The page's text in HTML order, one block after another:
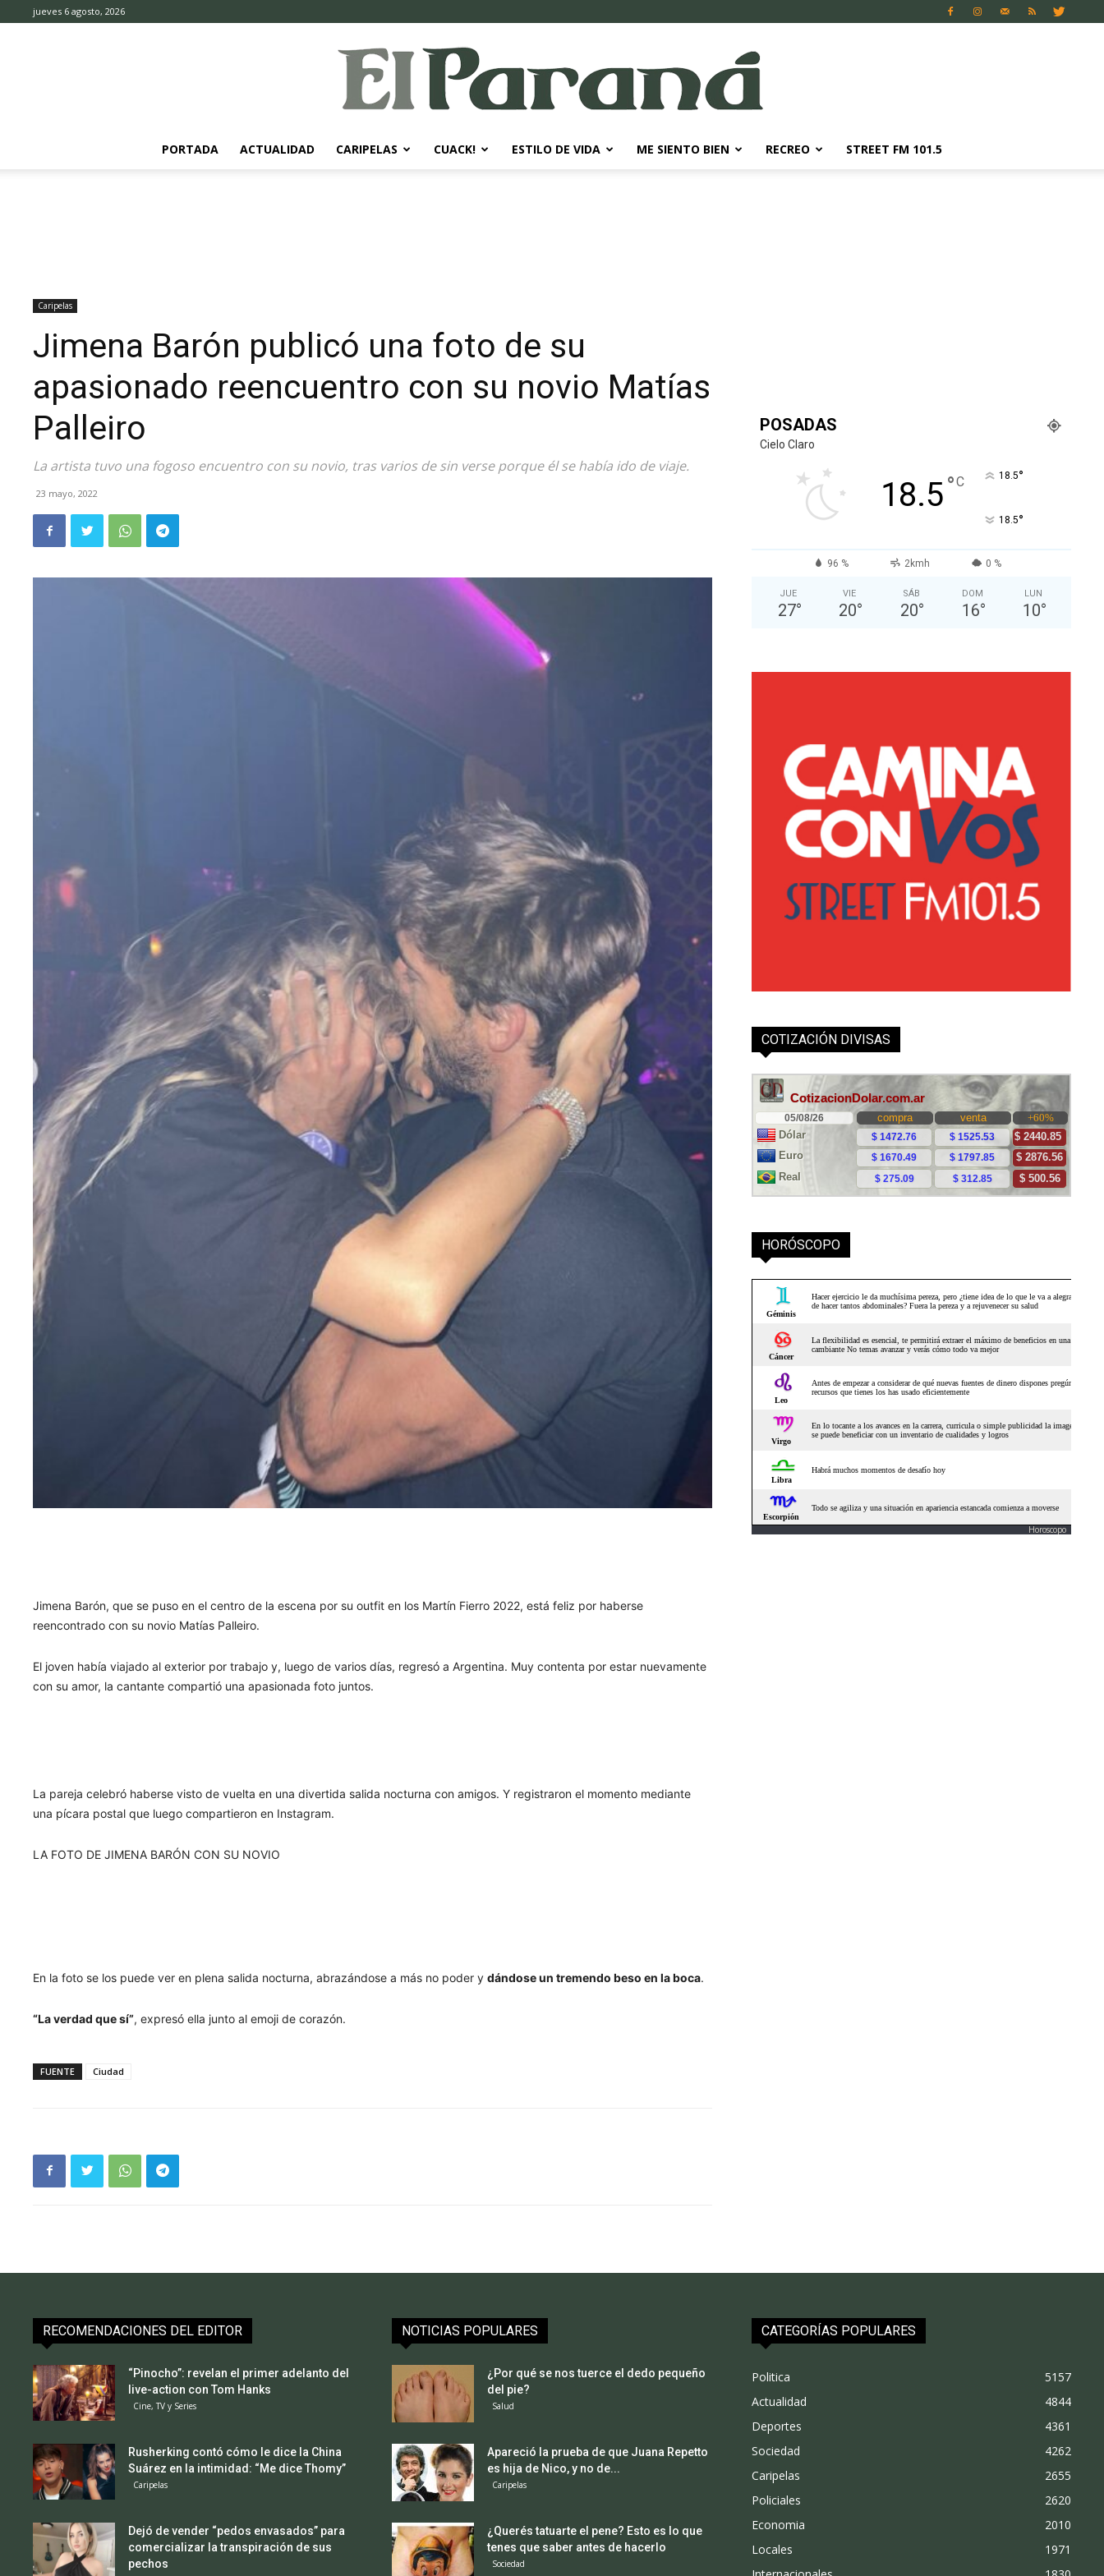
jueves 6 agosto, 2026
Diario
PORTADA ACTUALIDAD CARIPELAS CUACK! ESTILO DE VIDA ME SIENTO BIEN RECREO STREET FM 101.5
Caripelas
Jimena Barón publicó una foto de su
apasionado reencuentro con su novio Matías
Palleiro
La artista tuvo una fogoso encuentro con su novio, tras varios de sin verse porque él se había ido de viaje.
23 mayo, 2022
Jimena Barón, que se puso en el centro de la escena por su outfit en los Martín Fierro 2022, está feliz por haberse
reencontrado con su novio Matías Palleiro.
El joven había viajado al exterior por trabajo y, luego de varios días, regresó a Argentina. Muy contenta por estar nuevamente
con su amor, la cantante compartió una apasionada foto juntos.
La pareja celebró haberse visto de vuelta en una divertida salida nocturna con amigos. Y registraron el momento mediante
una pícara postal que luego compartieron en Instagram.
LA FOTO DE JIMENA BARÓN CON SU NOVIO
En la foto se los puede ver en plena salida nocturna, abrazándose a más no poder ydándose un tremendo beso en la boca.
“La verdad que sí”, expresó ella junto al emoji de corazón.
FUENTE Ciudad
POSADAS
Cielo Claro
18.5°C 18.5°
18.5°
96 % 2kmh 0 %
JUE
27°
VIE
20°
SÁB
20°
DOM
16°
LUN
10°
COTIZACIÓN DIVISAS
HORÓSCOPO
Horoscopo
RECOMENDACIONES DEL EDITOR
“Pinocho”: revelan el primer adelanto del
live-action con Tom Hanks
Cine, TV y Series
Rusherking contó cómo le dice la China
Suárez en la intimidad: “Me dice Thomy”
Caripelas
Dejó de vender “pedos envasados” para
comercializar la transpiración de sus
pechos
NOTICIAS POPULARES
¿Por qué se nos tuerce el dedo pequeño
del pie?
Salud
Apareció la prueba de que Juana Repetto
es hija de Nico, y no de...
Caripelas
¿Querés tatuarte el pene? Esto es lo que
tenes que saber antes de hacerlo
Sociedad
CATEGORÍAS POPULARES
Politica
5157
Actualidad
4844
Deportes
4361
Sociedad
4262
Caripelas
2655
Policiales
2620
Economia
2010
Locales
1971